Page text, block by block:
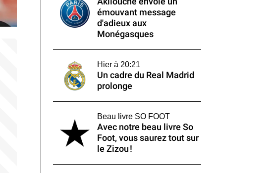
émouvant message
d'adieux aux
Monégasques
Hier à 20:21
Un cadre du Real Madrid
prolonge
Beau livre SO FOOT
Avec notre beau livre So
Foot, vous saurez tout sur
le Zizou !